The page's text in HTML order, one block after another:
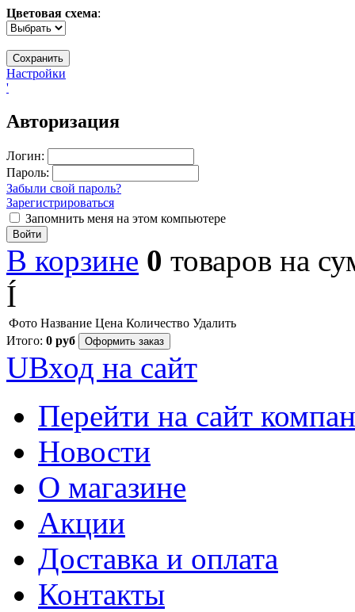
Цветовая схема:
Настройки
'
Авторизация
Логин:
Пароль:
Забыли свой пароль?
Зарегистрироваться
Запомнить меня на этом компьютере
Войти
В корзине 0 товаров на
Í
Фото Название Цена Количество Удалить
Итого: 0 руб Оформить заказ
UВход на сайт
Перейти на сайт
Новости
О магазине
Акции
Доставка и оплата
Контакты